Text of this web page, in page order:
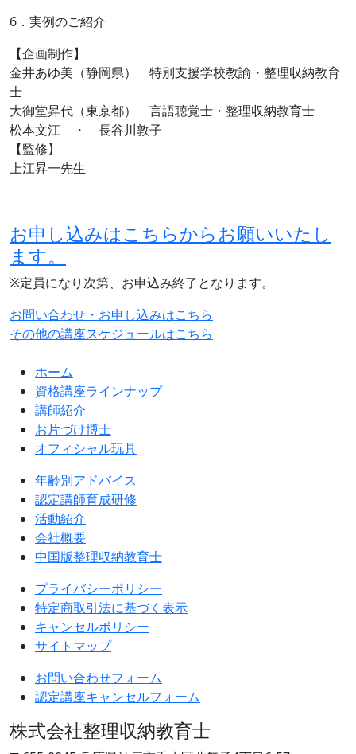
6．実例のご紹介
【企画制作】
金井あゆ美（静岡県） 特別支援学校教諭・整理収納教育
士
大御堂昇代（東京都） 言語聴覚士・整理収納教育士
松本文江 ・ 長谷川敦子
【監修】
上江昇一先生
お申し込みはこちらからお願いいたし
ます。
※定員になり次第、お申込み終了となります。
お問い合わせ・お申し込みはこちら
その他の講座スケジュールはこちら
ホーム
資格講座ラインナップ
講師紹介
お片づけ博士
オフィシャル玩具
年齢別アドバイス
認定講師育成研修
活動紹介
会社概要
中国版整理収納教育士
プライバシーポリシー
特定商取引法に基づく表示
キャンセルポリシー
サイトマップ
お問い合わせフォーム
認定講座キャンセルフォーム
株式会社整理収納教育士